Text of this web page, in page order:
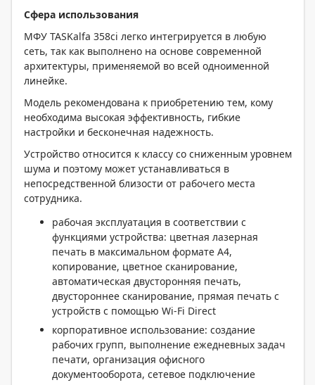
Сфера использования
МФУ TASKalfa 358ci легко интегрируется в любую
сеть, так как выполнено на основе современной
архитектуры, применяемой во всей одноименной
линейке.
Модель рекомендована к приобретению тем, кому
необходима высокая эффективность, гибкие
настройки и бесконечная надежность.
Устройство относится к классу со сниженным уровнем
шума и поэтому может устанавливаться в
непосредственной близости от рабочего места
сотрудника.
рабочая эксплуатация в соответствии с
функциями устройства: цветная лазерная
печать в максимальном формате A4,
копирование, цветное сканирование,
автоматическая двусторонняя печать,
двустороннее сканирование, прямая печать с
устройств с помощью Wi-Fi Direct
корпоративное использование: создание
рабочих групп, выполнение ежедневных задач
печати, организация офисного
документооборота, сетевое подключение